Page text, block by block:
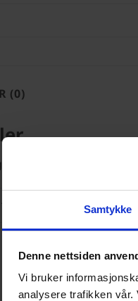
Samtykke
Denne nettsiden
Vi bruker
analysere trafikken vår.
(0)
omtaler ennå.
en anmeldelse